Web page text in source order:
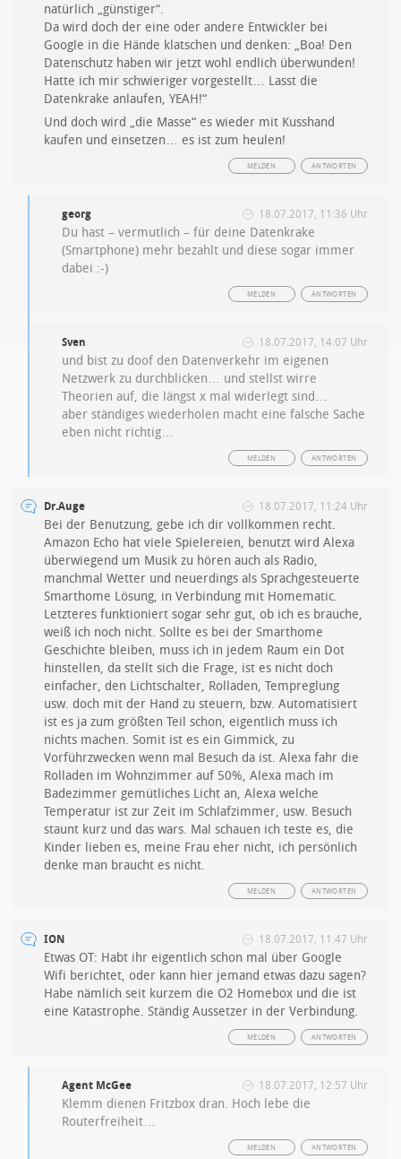
natürlich „günstiger“.
Da wird doch der eine oder andere Entwickler bei
Google in die Hände klatschen und denken: „Boa! Den
Datenschutz haben wir jetzt wohl endlich überwunden!
Hatte ich mir schwieriger vorgestellt… Lasst die
Datenkrake anlaufen, YEAH!“
Und doch wird „die Masse“ es wieder mit Kusshand
kaufen und einsetzen… es ist zum heulen!
ANTWORTEN
MELDEN
georg 18.07.2017, 11:36 Uhr
Du hast – vermutlich – für deine Datenkrake
(Smartphone) mehr bezahlt und diese sogar immer
dabei :-)
ANTWORTEN
MELDEN
Sven 18.07.2017, 14:07 Uhr
und bist zu doof den Datenverkehr im eigenen
Netzwerk zu durchblicken… und stellst wirre
Theorien auf, die längst x mal widerlegt sind…
aber ständiges wiederholen macht eine falsche Sache
eben nicht richtig…
ANTWORTEN
MELDEN
Dr.Auge 18.07.2017, 11:24 Uhr
Bei der Benutzung, gebe ich dir vollkommen recht.
Amazon Echo hat viele Spielereien, benutzt wird Alexa
überwiegend um Musik zu hören auch als Radio,
manchmal Wetter und neuerdings als Sprachgesteuerte
Smarthome Lösung, in Verbindung mit Homematic.
Letzteres funktioniert sogar sehr gut, ob ich es brauche,
weiß ich noch nicht. Sollte es bei der Smarthome
Geschichte bleiben, muss ich in jedem Raum ein Dot
hinstellen, da stellt sich die Frage, ist es nicht doch
einfacher, den Lichtschalter, Rolladen, Tempreglung
usw. doch mit der Hand zu steuern, bzw. Automatisiert
ist es ja zum größten Teil schon, eigentlich muss ich
nichts machen. Somit ist es ein Gimmick, zu
Vorführzwecken wenn mal Besuch da ist. Alexa fahr die
Rolladen im Wohnzimmer auf 50%, Alexa mach im
Badezimmer gemütliches Licht an, Alexa welche
Temperatur ist zur Zeit im Schlafzimmer, usw. Besuch
staunt kurz und das wars. Mal schauen ich teste es, die
Kinder lieben es, meine Frau eher nicht, ich persönlich
denke man braucht es nicht.
ANTWORTEN
MELDEN
ION 18.07.2017, 11:47 Uhr
Etwas OT: Habt ihr eigentlich schon mal über Google
Wifi berichtet, oder kann hier jemand etwas dazu sagen?
Habe nämlich seit kurzem die O2 Homebox und die ist
eine Katastrophe. Ständig Aussetzer in der Verbindung.
ANTWORTEN
MELDEN
Agent McGee 18.07.2017, 12:57 Uhr
Klemm dienen Fritzbox dran. Hoch lebe die
Routerfreiheit…
ANTWORTEN
MELDEN